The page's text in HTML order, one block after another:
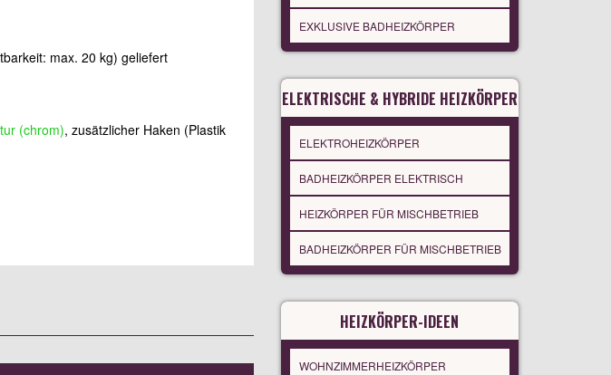
max. 20 kg) geliefert
(chrom), zusätzlicher Haken (Plastik
EXKLUSIVE BADHEIZKÖRPER
ELEKTRISCHE & HYBRIDE HEIZKÖRPER
ELEKTROHEIZKÖRPER
BADHEIZKÖRPER ELEKTRISCH
HEIZKÖRPER FÜR MISCHBETRIEB
BADHEIZKÖRPER FÜR MISCHBETRIEB
HEIZKÖRPER-IDEEN
WOHNZIMMERHEIZKÖRPER